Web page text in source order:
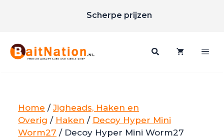
inhoud
Scherpe prijzen
Home /Jigheads, Haken en
Overig / Haken / Decoy Hyper Mini
Worm27 / Decoy Hyper Mini Worm27